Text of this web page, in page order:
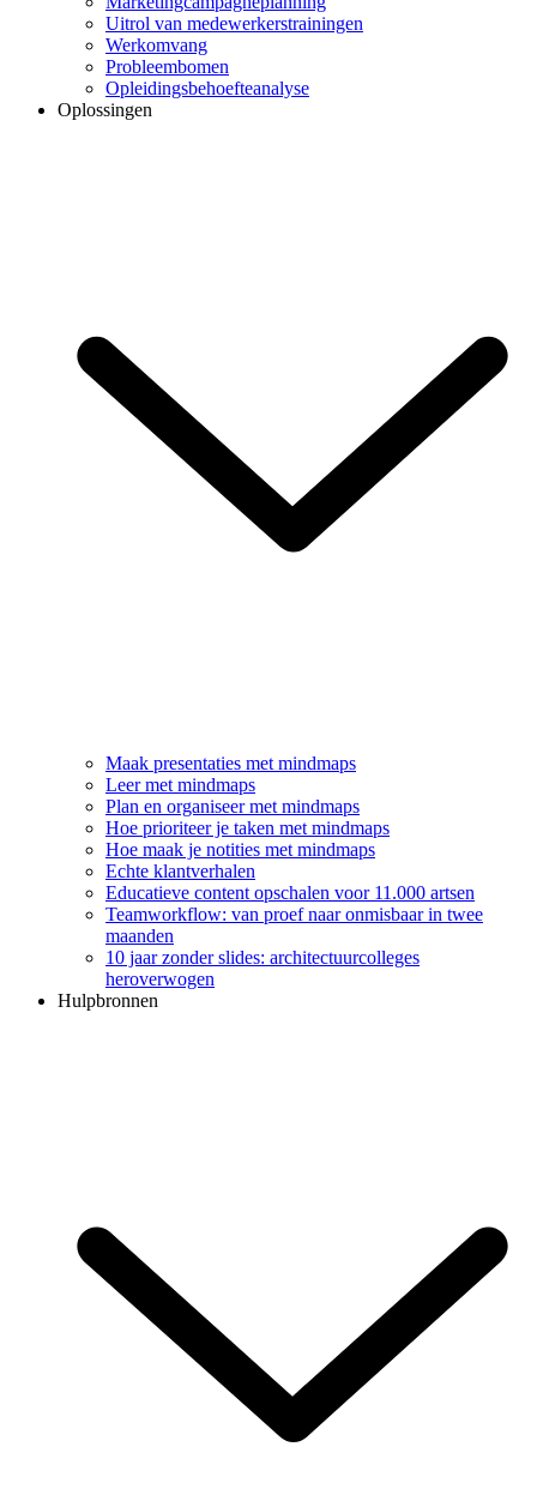
Uitrol van medewerkerstrainingen
Werkomvang
Probleembomen
Opleidingsbehoefteanalyse
Oplossingen
Maak presentaties met mindmaps
Leer met mindmaps
Plan en organiseer met mindmaps
Hoe prioriteer je taken met mindmaps
Hoe maak je notities met mindmaps
Echte klantverhalen
Educatieve content opschalen voor 11.000 artsen
Teamworkflow: van proef naar onmisbaar in twee
maanden
10 jaar zonder slides: architectuurcolleges
heroverwogen
Hulpbronnen